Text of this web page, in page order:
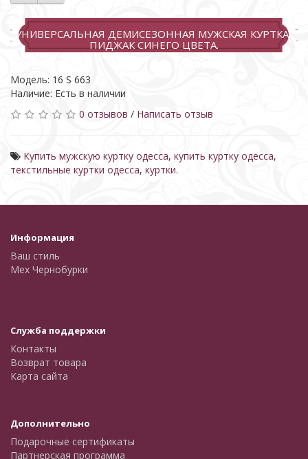
УНИВЕРСАЛЬНАЯ ДЕМИСЕЗОННАЯ МУЖСКАЯ КУРТКА-
ПИДЖАК СИНЕГО ЦВЕТА.
Модель: 16 S 663
Наличие: Есть в наличии
0 отзывов / Написать отзыв
Купить мужскую куртку одесса, купить куртку одесса,
текстильные куртки одесса, куртки.
Информация
Ваш стиль
Мех Чернобурки
Служба поддержки
Контакты
Возврат товара
Карта сайта
Дополнительно
Подарочные сертификаты
Партнерская программа